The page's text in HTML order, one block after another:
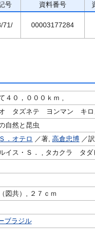
号 資料番号
71/ 00003177284
４０，０００ｋｍ ,
タズネテ ヨンマン キロ
自然と昆虫
．オテロ ／著, 高倉忠博 ／
イス・Ｓ． , タカクラ タダ
図共）, ２７ｃｍ
ブラジル